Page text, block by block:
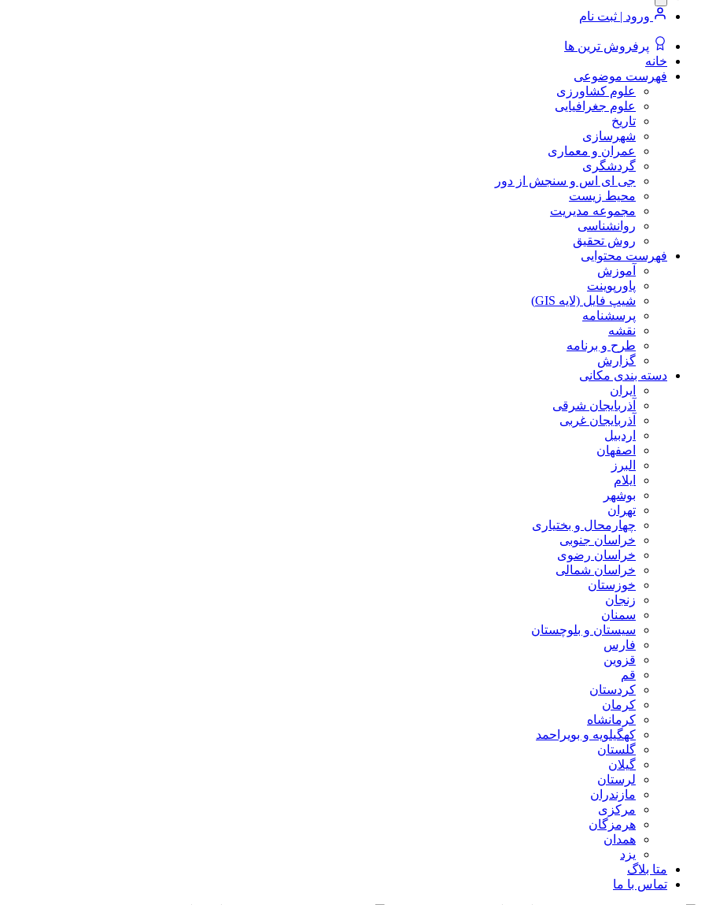
ورود | ثبت نام
پرفروش ترین ها
خانه
فهرست موضوعی
علوم کشاورزی
علوم جغرافیایی
تاریخ
شهرسازی
عمران و معماری
گردشگری
جی ای اس و سنجش از دور
محیط زیست
مجموعه مدیریت
روانشناسی
روش تحقیق
فهرست محتوایی
آموزش
پاورپوینت
شیپ فایل (لایه GIS)
پرسشنامه
نقشه
طرح و برنامه
گزارش
دسته بندی مکانی
ایران
آذربایجان شرقی
آذربایجان غربی
اردبیل
اصفهان
البرز
ایلام
بوشهر
تهران
چهارمحال و بختیاری
خراسان جنوبی
خراسان رضوی
خراسان شمالی
خوزستان
زنجان
سمنان
سیستان و بلوچستان
فارس
قزوین
قم
کردستان
کرمان
کرمانشاه
کهگیلویه و بویراحمد
گلستان
گیلان
لرستان
مازندران
مرکزی
هرمزگان
همدان
یزد
متا بلاگ
تماس با ما